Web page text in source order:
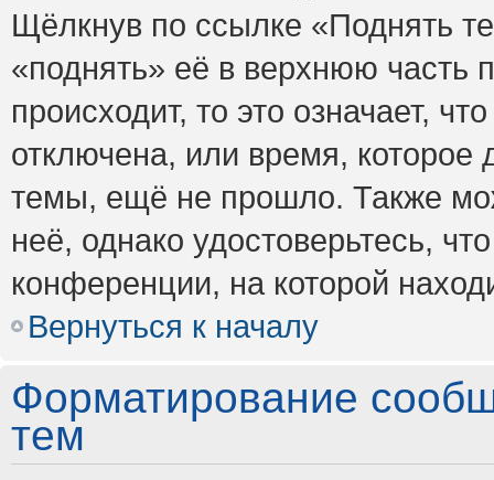
Щёлкнув по ссылке «Поднять
«поднять» её в верхнюю часть
происходит, то это означает,
отключена, или время, которое
темы, ещё не прошло. Также
неё, однако удостоверьтесь,
конференции, на которой
Вернуться к началу
Форматирование
тем